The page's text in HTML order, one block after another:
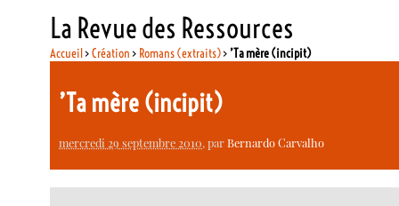
La Revue des Ressources
Accueil>Création > Romans (extraits)> ’Ta mère (incipit)
’Ta mère (incipit)
mercredi 29 septembre 2010, parBernardo Carvalho